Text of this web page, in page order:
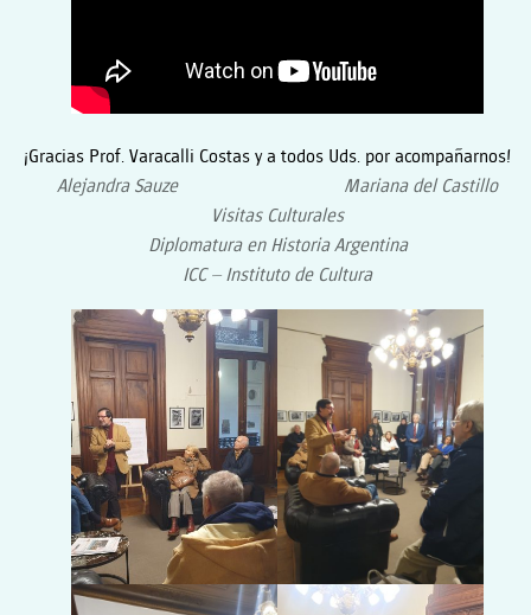
¡Gracias Prof. Varacalli Costas y a todos Uds. por acompañarnos!
Alejandra Sauze Mariana del Castillo
Visitas Culturales
Diplomatura en Historia Argentina
ICC – Instituto de Cultura